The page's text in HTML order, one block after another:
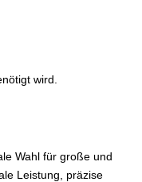
wird.
Wahl für große und
Leistung, präzise